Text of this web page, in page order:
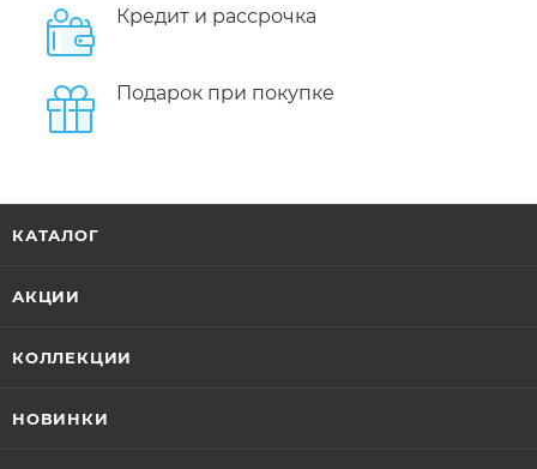
Кредит и рассрочка
Подарок при покупке
КАТАЛОГ
АКЦИИ
КОЛЛЕКЦИИ
НОВИНКИ